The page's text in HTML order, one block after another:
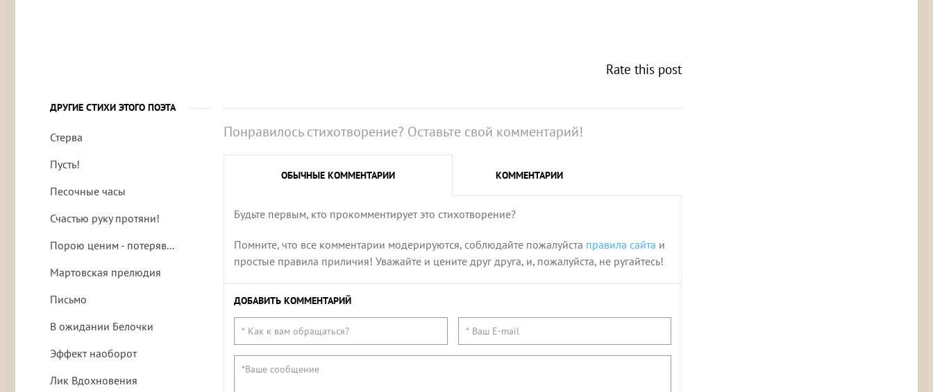
Rate this post
ДРУГИЕ СТИХИ ЭТОГО ПОЭТА
Стерва
Пусть!
Песочные часы
Счастью руку протяни!
Порою ценим - потеряв...
Мартовская прелюдия
Письмо
В ожидании Белочки
Эффект наоборот
Лик Вдохновения
Понравилось стихотворение? Оставьте свой комментарий!
ОБЫЧНЫЕ КОММЕНТАРИИ КОММЕНТАРИИ
Будьте первым, кто прокомментирует это стихотворение?
Помните, что все комментарии модерируются, соблюдайте пожалуйста правила сайта и
простые правила приличия! Уважайте и цените друг друга, и, пожалуйста, не ругайтесь!
ДОБАВИТЬ КОММЕНТАРИЙ